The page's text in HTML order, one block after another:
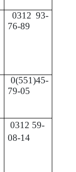
0312 93-
76-89
0(551)45-
79-05
0312 59-
08-14